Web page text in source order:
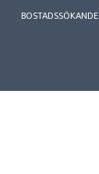
BOSTADSSÖKANDE